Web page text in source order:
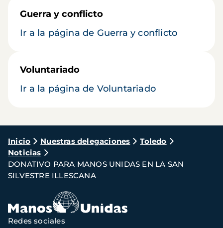
Guerra y conflicto
Ir a la página de Guerra y conflicto
Voluntariado
Ir a la página de Voluntariado
Ruta
de
navegación
Inicio Nuestras delegaciones
Toledo
Noticias
DONATIVO PARA MANOS UNIDAS EN LA SAN
SILVESTRE ILLESCANA
Redes sociales